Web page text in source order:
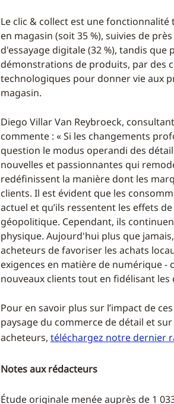
Le clic & collect est une
en magasin (soit 35 %), suivies de
d'essayage digitale (32 %), tandis
démonstrations de produits, par des
technologiques pour donner vie aux
magasin.
Diego Villar Van Reybroeck,
commente : « Si les changements
question le modus operandi des
nouvelles et passionnantes qui
redéfinissent la manière dont les
clients. Il est évident que les
actuel et qu’ils ressentent les effets
géopolitique. Cependant, ils
physique. Aujourd'hui plus que
acheteurs de favoriser les achats
exigences en matière de numérique
nouveaux clients tout en fidélisant les
Pour en savoir plus sur l’impact de
paysage du commerce de détail et
acheteurs, téléchargez notre dernier
Notes aux rédacteurs
Étude originale menée auprès de 1